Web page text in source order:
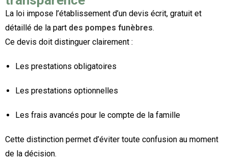
La loi impose l’établissement d’un devis écrit, gratuit et
détaillé de la part des pompes funèbres.
Ce devis doit distinguer clairement :
Les prestations obligatoires
Les prestations optionnelles
Les frais avancés pour le compte de la famille
Cette distinction permet d’éviter toute confusion au moment
de la décision.